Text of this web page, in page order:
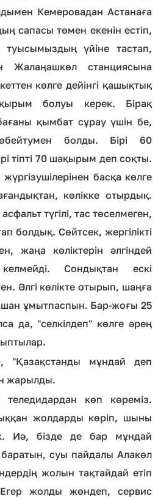
Кемеровадан Астанаға
сапасы төмен екенін естіп,
үйіне тастап,
станциясына
көлге дейінгі қашықтық
болуы керек. Бірақ
бағаны қымбат сұрау үшін бе,
болды. Бірі 60
тіпті 70 шақырым деп соқты.
басқа көлге
көлікке отырдық.
түгілі, тас төселмеген,
болдық. Сөйтсек, жергілікті
жаңа көліктерін әлгіндей
Сондықтан ескі
Әлгі көлікте отырып, шаңға
ұмытпаспын. Бар-жоғы 25
да, "селкілдеп" көлге әрең
"Қазақстанды мұндай деп
жарылды.
көп көреміз.
жолдарды көріп, шыны
Иә, бізде де бар мұндай
суы пайдалы Алакөл
жолын тақтайдай етіп
жолды жөндеп, сервис